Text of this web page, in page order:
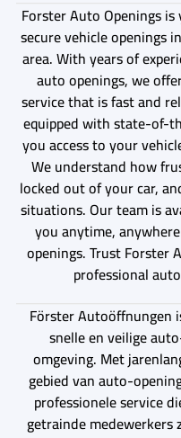
Forster Auto Openings
secure vehicle openings
area. With years of
auto openings, we
service that is fast and
equipped with state-of-
you access to your
We understand how
locked out of your car,
situations. Our team is
you anytime,
openings. Trust Forster
professional
Förster Autoöffnungen
snelle en veilige
omgeving. Met
gebied van auto-
professionele service
getrainde